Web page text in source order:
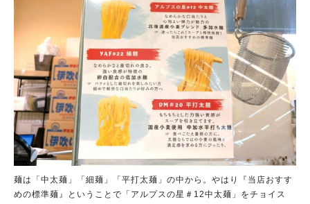
麺は「中太麺」「細麺」「平打太麺」の中から。やはり『当店おすす
めの標準麺』ということで「アルプスの星＃12中太麺」をチョイス